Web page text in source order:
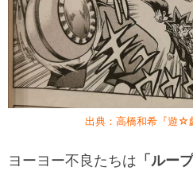
出典：高橋和希『遊
ヨーヨー不良たちは 「ルー